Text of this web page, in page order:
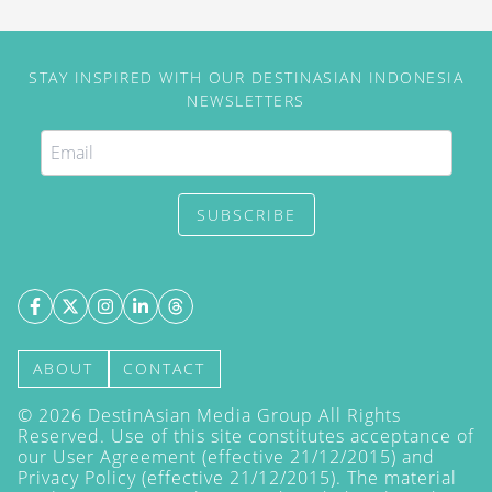
STAY INSPIRED WITH OUR DESTINASIAN INDONESIA
NEWSLETTERS
SUBSCRIBE
ABOUT CONTACT
© 2026 DestinAsian Media Group All Rights
Reserved. Use of this site constitutes acceptance of
our User Agreement (effective 21/12/2015) and
Privacy Policy (effective 21/12/2015). The material